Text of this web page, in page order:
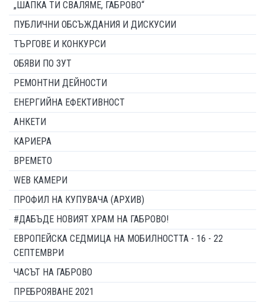
„ШАПКА ТИ СВАЛЯМЕ, ГАБРОВО“
ПУБЛИЧНИ ОБСЪЖДАНИЯ И ДИСКУСИИ
ТЪРГОВЕ И КОНКУРСИ
ОБЯВИ ПО ЗУТ
РЕМОНТНИ ДЕЙНОСТИ
ЕНЕРГИЙНА ЕФЕКТИВНОСТ
АНКЕТИ
КАРИЕРА
ВРЕМЕТО
WEB КАМЕРИ
ПРОФИЛ НА КУПУВАЧА (АРХИВ)
#ДАБЪДЕ НОВИЯТ ХРАМ НА ГАБРОВО!
ЕВРОПЕЙСКА СЕДМИЦА НА МОБИЛНОСТТА - 16 - 22
СЕПТЕМВРИ
ЧАСЪТ НА ГАБРОВО
ПРЕБРОЯВАНЕ 2021